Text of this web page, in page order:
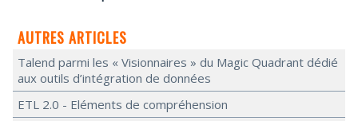
AUTRES ARTICLES
Talend parmi les « Visionnaires » du Magic Quadrant dédié
aux outils d’intégration de données
ETL 2.0 - Eléments de compréhension